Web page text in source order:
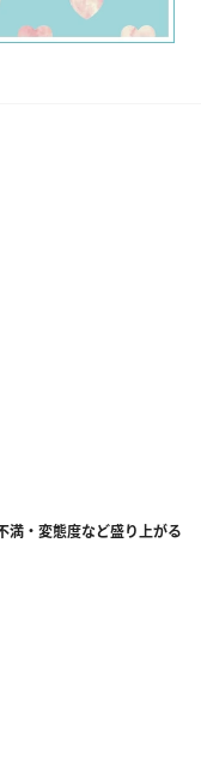
満・変態度など盛り上がる